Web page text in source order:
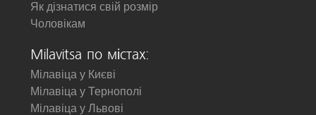
Як дізнатися свій розмір
Чоловікам
Milavitsa по містах:
Мілавіца у Києві
Мілавіца у Тернополі
Мілавіца у Львові